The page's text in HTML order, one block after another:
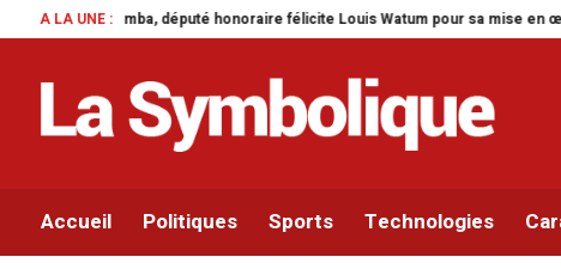
A LA UNE :
honoraire félicite Louis Watum pour sa mise en œuvre de son initiative
Accueil Politiques Sports Technologies